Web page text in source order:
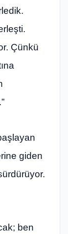
Çünkü
giden
ben